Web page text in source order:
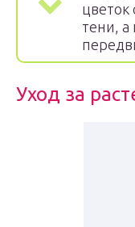
цветок
тени, а
Уход за